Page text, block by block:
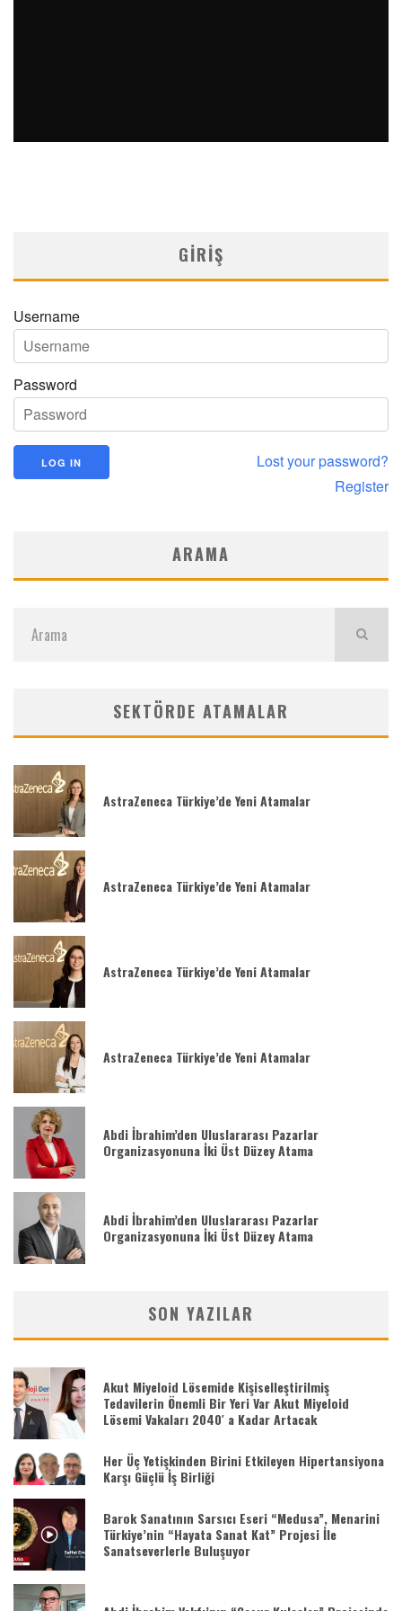
GIRIŞ
Username
Password
Lost your password?
Register
ARAMA
SEKTÖRDE ATAMALAR
AstraZeneca Türkiye’de Yeni Atamalar
AstraZeneca Türkiye’de Yeni Atamalar
AstraZeneca Türkiye’de Yeni Atamalar
AstraZeneca Türkiye’de Yeni Atamalar
Abdi İbrahim’den Uluslararası Pazarlar
Organizasyonuna İki Üst Düzey Atama
Abdi İbrahim’den Uluslararası Pazarlar
Organizasyonuna İki Üst Düzey Atama
SON YAZILAR
Akut Miyeloid Lösemide Kişiselleştirilmiş
Tedavilerin Önemli Bir Yeri Var Akut Miyeloid
Lösemi Vakaları 2040′ a Kadar Artacak
Her Üç Yetişkinden Birini Etkileyen Hipertansiyona
Karşı Güçlü İş Birliği
Barok Sanatının Sarsıcı Eseri “Medusa”, Menarini
Türkiye’nin “Hayata Sanat Kat” Projesi İle
Sanatseverlerle Buluşuyor